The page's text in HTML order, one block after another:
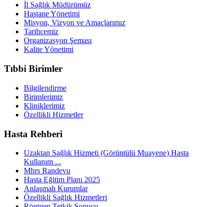
İl Sağlık Müdürümüz
Hastane Yönetimi
Misyon, Vizyon ve Amaçlarımız
Tarihçemiz
Organizasyon Şeması
Kalite Yönetimi
Tıbbi Birimler
Bilgilendirme
Birimlerimiz
Kliniklerimiz
Özellikli Hizmetler
Hasta Rehberi
Uzaktan Sağlık Hizmeti (Görüntülü Muayene) Hasta
Kullanım ...
Mhrs Randevu
Hasta Eğitim Planı 2025
Anlaşmalı Kurumlar
Özellikli Sağlık Hizmetleri